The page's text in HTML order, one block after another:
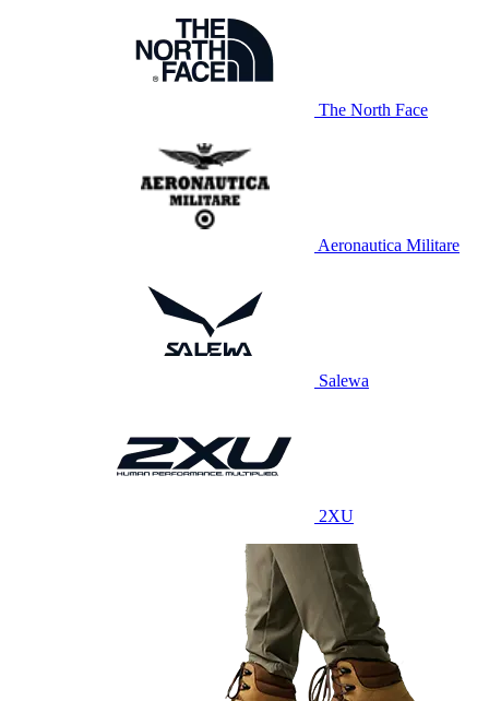
The North Face
Aeronautica Militare
Salewa
2XU